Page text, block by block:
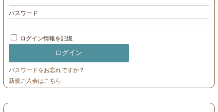
パスワード
ログイン情報を記憶
パスワードをお忘れですか？
新規ご入会はこちら